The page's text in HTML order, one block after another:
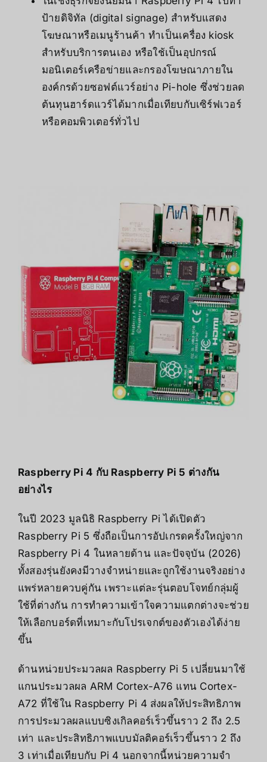
ป้ายดิจิทัล (digital signage) สำหรับแสดง
โฆษณาหรือเมนูร้านค้า ทำเป็นเครื่อง kiosk
สำหรับบริการตนเอง หรือใช้เป็นอุปกรณ์
มอนิเตอร์เครือข่ายและกรองโฆษณาภายใน
องค์กรด้วยซอฟต์แวร์อย่าง Pi-hole ซึ่งช่วยลด
ต้นทุนฮาร์ดแวร์ได้มากเมื่อเทียบกับเซิร์ฟเวอร์
หรือคอมพิวเตอร์ทั่วไป
Raspberry Pi 4 กับ Raspberry Pi 5 ต่างกัน
อย่างไร
ในปี 2023 มูลนิธิ Raspberry Pi ได้เปิดตัว
Raspberry Pi 5 ซึ่งถือเป็นการอัปเกรดครั้งใหญ่จาก
Raspberry Pi 4 ในหลายด้าน และปัจจุบัน (2026)
ทั้งสองรุ่นยังคงมีวางจำหน่ายและถูกใช้งานจริงอย่าง
แพร่หลายควบคู่กัน เพราะแต่ละรุ่นตอบโจทย์กลุ่มผู้
ใช้ที่ต่างกัน การทำความเข้าใจความแตกต่างจะช่วย
ให้เลือกบอร์ดที่เหมาะกับโปรเจกต์ของตัวเองได้ง่าย
ขึ้น
ด้านหน่วยประมวลผล Raspberry Pi 5 เปลี่ยนมาใช้
แกนประมวลผล ARM Cortex-A76 แทน Cortex-
A72 ที่ใช้ใน Raspberry Pi 4 ส่งผลให้ประสิทธิภาพ
การประมวลผลแบบซิงเกิลคอร์เร็วขึ้นราว 2 ถึง 2.5
เท่า และประสิทธิภาพแบบมัลติคอร์เร็วขึ้นราว 2 ถึง
3 เท่าเมื่อเทียบกับ Pi 4 นอกจากนี้หน่วยความจำ